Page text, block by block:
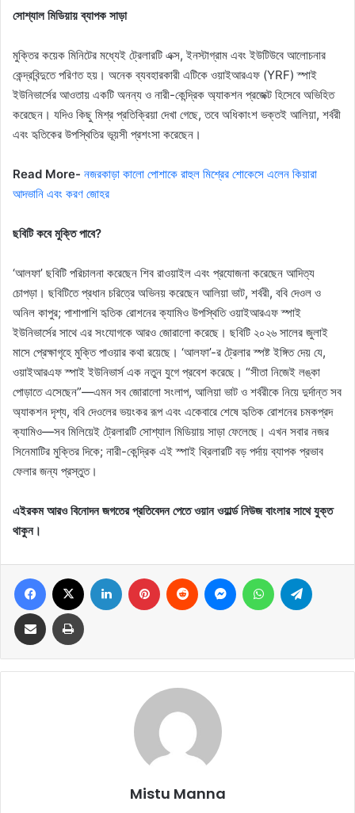
সোশ্যাল মিডিয়ায় ব্যাপক সাড়া
মুক্তির কয়েক মিনিটের মধ্যেই ট্রেলারটি এক্স, ইনস্টাগ্রাম এবং ইউটিউবে আলোচনার
কেন্দ্রবিন্দুতে পরিণত হয়। অনেক ব্যবহারকারী এটিকে ওয়াইআরএফ (YRF) স্পাই
ইউনিভার্সের আওতায় একটি অনন্য ও নারী-কেন্দ্রিক অ্যাকশন প্রজেক্ট হিসেবে অভিহিত
করেছেন। যদিও কিছু মিশ্র প্রতিক্রিয়া দেখা গেছে, তবে অধিকাংশ ভক্তই আলিয়া, শর্বরী
এবং হৃতিকের উপস্থিতির ভূয়সী প্রশংসা করেছেন।
Read More- নজরকাড়া কালো পোশাকে রাহুল মিশ্রের শোকেসে এলেন কিয়ারা
আদভানি এবং করণ জোহর
ছবিটি কবে মুক্তি পাবে?
‘আলফা’ ছবিটি পরিচালনা করেছেন শিব রাওয়াইল এবং প্রযোজনা করেছেন আদিত্য
চোপড়া। ছবিটিতে প্রধান চরিত্রে অভিনয় করেছেন আলিয়া ভাট, শর্বরী, ববি দেওল ও
অনিল কাপুর; পাশাপাশি হৃতিক রোশনের ক্যামিও উপস্থিতি ওয়াইআরএফ স্পাই
ইউনিভার্সের সাথে এর সংযোগকে আরও জোরালো করেছে। ছবিটি ২০২৬ সালের জুলাই
মাসে প্রেক্ষাগৃহে মুক্তি পাওয়ার কথা রয়েছে। ‘আলফা’-র ট্রেলার স্পষ্ট ইঙ্গিত দেয় যে,
ওয়াইআরএফ স্পাই ইউনিভার্স এক নতুন যুগে প্রবেশ করেছে। “সীতা নিজেই লঙ্কা
পোড়াতে এসেছেন”—এমন সব জোরালো সংলাপ, আলিয়া ভাট ও শর্বরীকে নিয়ে দুর্দান্ত সব
অ্যাকশন দৃশ্য, ববি দেওলের ভয়ংকর রূপ এবং একেবারে শেষে হৃতিক রোশনের চমকপ্রদ
ক্যামিও—সব মিলিয়েই ট্রেলারটি সোশ্যাল মিডিয়ায় সাড়া ফেলেছে। এখন সবার নজর
সিনেমাটির মুক্তির দিকে; নারী-কেন্দ্রিক এই স্পাই থ্রিলারটি বড় পর্দায় ব্যাপক প্রভাব
ফেলার জন্য প্রস্তুত।
এইরকম আরও বিনোদন জগতের প্রতিবেদন পেতে ওয়ান ওয়ার্ল্ড নিউজ বাংলার সাথে যুক্ত
থাকুন।
Mistu Manna